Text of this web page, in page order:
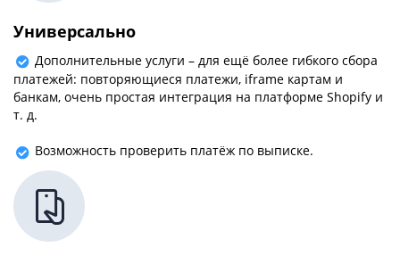
Универсально
Дополнительные услуги – для ещё более гибкого сбора
платежей: повторяющиеся платежи, iframe картам и
банкам, очень простая интеграция на платформе Shopify и
т. д.
Возможность проверить платёж по выписке.